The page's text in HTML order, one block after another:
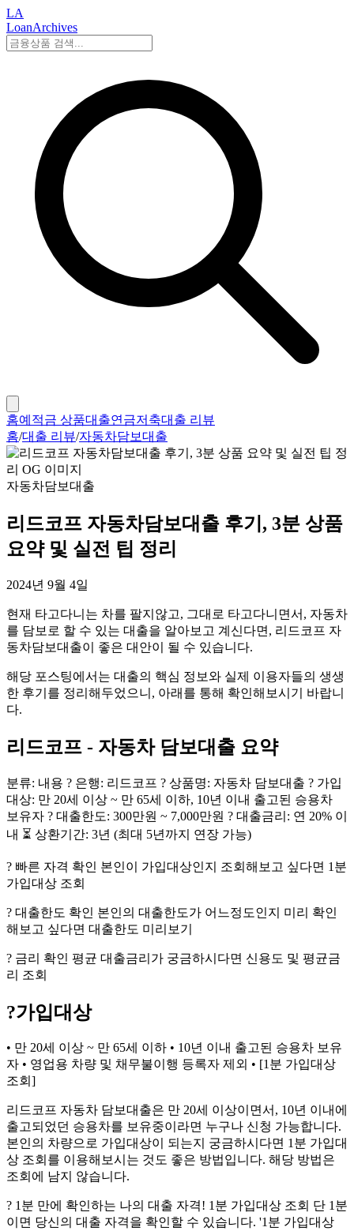
LA
LoanArchives
홈예적금 상품대출연금저축대출 리뷰
홈/대출 리뷰/자동차담보대출
자동차담보대출
리드코프 자동차담보대출 후기, 3분 상품
요약 및 실전 팁 정리
2024년 9월 4일
현재 타고다니는 차를 팔지않고, 그대로 타고다니면서, 자동차
를 담보로 할 수 있는 대출을 알아보고 계신다면, 리드코프 자
동차담보대출이 좋은 대안이 될 수 있습니다.
해당 포스팅에서는 대출의 핵심 정보와 실제 이용자들의 생생
한 후기를 정리해두었으니, 아래를 통해 확인해보시기 바랍니
다.
리드코프 - 자동차 담보대출 요약
분류: 내용 ? 은행: 리드코프 ? 상품명: 자동차 담보대출 ? 가입
대상: 만 20세 이상 ~ 만 65세 이하, 10년 이내 출고된 승용차
보유자 ? 대출한도: 300만원 ~ 7,000만원 ? 대출금리: 연 20% 이
내 ⏳ 상환기간: 3년 (최대 5년까지 연장 가능)
? 빠른 자격 확인 본인이 가입대상인지 조회해보고 싶다면 1분
가입대상 조회
? 대출한도 확인 본인의 대출한도가 어느정도인지 미리 확인
해보고 싶다면 대출한도 미리보기
? 금리 확인 평균 대출금리가 궁금하시다면 신용도 및 평균금
리 조회
?가입대상
• 만 20세 이상 ~ 만 65세 이하 • 10년 이내 출고된 승용차 보유
자 • 영업용 차량 및 채무불이행 등록자 제외 • [1분 가입대상
조회]
리드코프 자동차 담보대출은 만 20세 이상이면서, 10년 이내에
출고되었던 승용차를 보유중이라면 누구나 신청 가능합니다.
본인의 차량으로 가입대상이 되는지 궁금하시다면 1분 가입대
상 조회를 이용해보시는 것도 좋은 방법입니다. 해당 방법은
조회에 남지 않습니다.
? 1분 만에 확인하는 나의 대출 자격! 1분 가입대상 조회 단 1분
이면 당신의 대출 자격을 확인할 수 있습니다. '1분 가입대상